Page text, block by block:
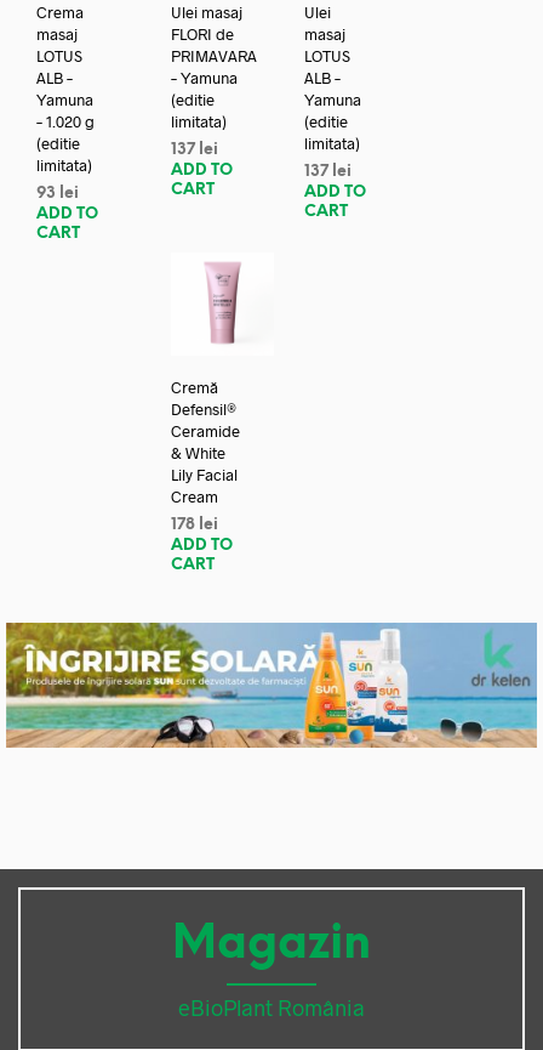
Crema
masaj
LOTUS
ALB –
Yamuna
– 1.020 g
(editie
limitata)
93
lei
ADD TO
CART
Ulei masaj
FLORI de
PRIMAVARA
– Yamuna
(editie
limitata)
137 lei
ADD TO
CART
Ulei
masaj
LOTUS
ALB –
Yamuna
(editie
limitata)
137 lei
ADD TO
CART
Cremă
Defensil®
Ceramide
& White
Lily Facial
Cream
178 lei
ADD TO
CART
Magazin
eBioPlant România